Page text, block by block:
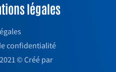
légales
confidentialité
© Créé par